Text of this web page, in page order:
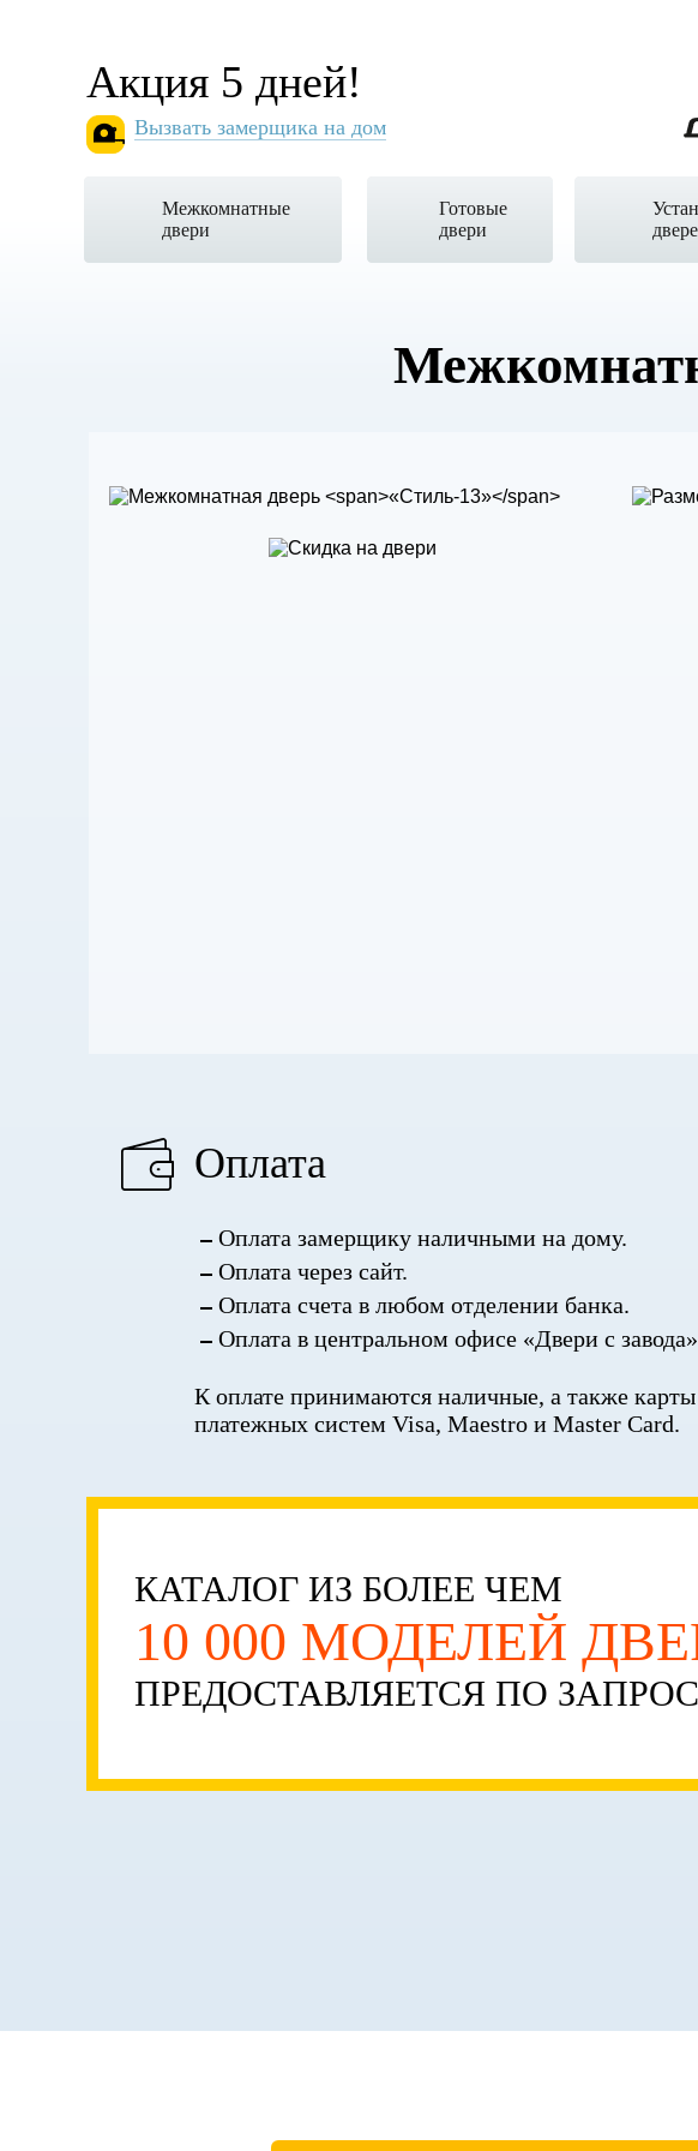
Акция 5 дней!
Вызвать замерщика на дом
Межкомнатные
двери
Готовые
двери
Оплата
Оплата замерщику наличными на дому.
Оплата через сайт.
Оплата счета в любом отделении банка.
Оплата в центральном офисе «Двери с
К оплате принимаются наличные, а также карты
платежных систем Visa, Maestro и Master Card.
КАТАЛОГ ИЗ БОЛЕЕ ЧЕМ
10 000 МОДЕЛЕЙ
ПРЕДОСТАВЛЯЕТСЯ ПО